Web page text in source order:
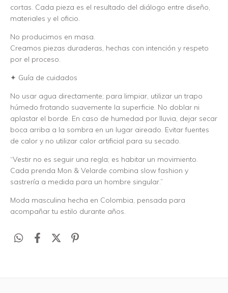
cortas. Cada pieza es el resultado del diálogo entre diseño,
materiales y el oficio.
No producimos en masa.
Creamos piezas duraderas, hechas con intención y respeto
por el proceso.
✦ Guía de cuidados
No usar agua directamente; para limpiar, utilizar un trapo
húmedo frotando suavemente la superficie. No doblar ni
aplastar el borde. En caso de humedad por lluvia, dejar secar
boca arriba a la sombra en un lugar aireado. Evitar fuentes
de calor y no utilizar calor artificial para su secado.
“Vestir no es seguir una regla; es habitar un movimiento.
Cada prenda Mon & Velarde combina slow fashion y
sastrería a medida para un hombre singular.”
Moda masculina hecha en Colombia, pensada para
acompañar tu estilo durante años.